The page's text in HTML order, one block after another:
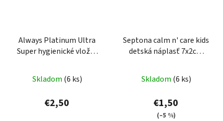
Always Platinum Ultra
Super hygienické vložky
Skladom (6 ks)
€2,50
Septona calm n' care kids
detská náplasť 7x2cm
Skladom (6 ks)
€1,50
(–5 %)